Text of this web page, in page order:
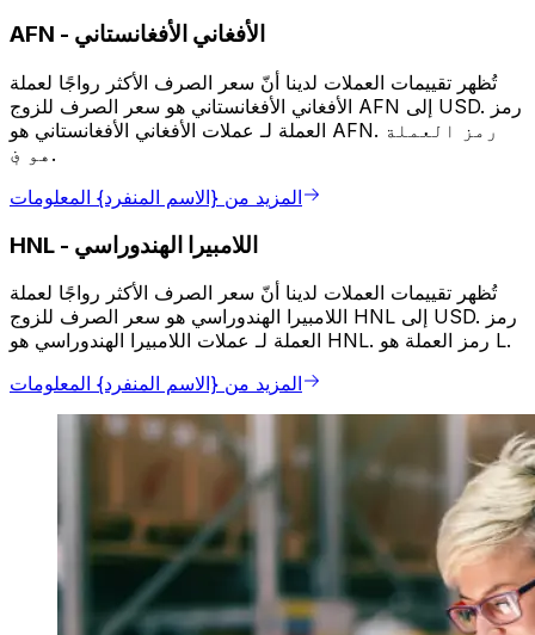
AFN - الأفغاني الأفغانستاني
تُظهر تقييمات العملات لدينا أنّ سعر الصرف الأكثر رواجًا لعملة
الأفغاني الأفغانستاني هو سعر الصرف للزوج AFN إلى USD. رمز
العملة لـ عملات الأفغاني الأفغانستاني هو AFN. رمز العملة
هو ؋.
المزيد من {الاسم المنفرد} المعلومات
HNL - اللامبيرا الهندوراسي
تُظهر تقييمات العملات لدينا أنّ سعر الصرف الأكثر رواجًا لعملة
اللامبيرا الهندوراسي هو سعر الصرف للزوج HNL إلى USD. رمز
العملة لـ عملات اللامبيرا الهندوراسي هو HNL. رمز العملة هو L.
المزيد من {الاسم المنفرد} المعلومات